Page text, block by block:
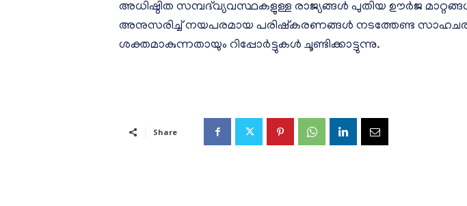
അധിഷ്ഠിത സമ്പദ്‌വ്യവസ്ഥകളുള്ള രാജ്യങ്ങൾ പുതിയ ഊർജ
അനുസരിച്ച് നയപരമായ പരിഷ്‌കരണങ്ങൾ നടത്തേണ്ട
ശക്തമാകുന്നതായും റിപ്പോർട്ടുകൾ ചൂണ്ടിക്കാട്ടുന്നു.
Share